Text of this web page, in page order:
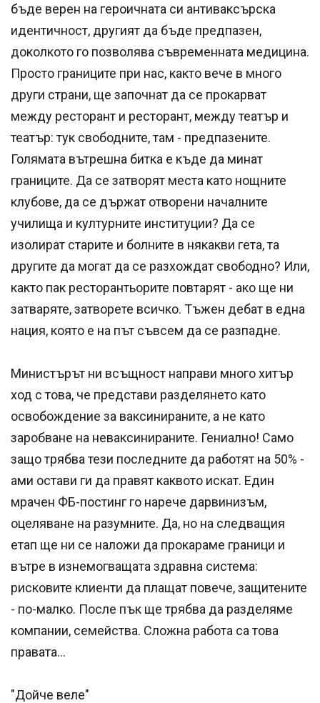
бъде верен на героичната си антиваксърска
идентичност, другият да бъде предпазен,
доколкото го позволява съвременната медицина.
Просто границите при нас, както вече в много
други страни, ще започнат да се прокарват
между ресторант и ресторант, между театър и
театър: тук свободните, там - предпазените.
Голямата вътрешна битка е къде да минат
границите. Да се затворят места като нощните
клубове, да се държат отворени началните
училища и културните институции? Да се
изолират старите и болните в някакви гета, та
другите да могат да се разхождат свободно? Или,
както пак ресторантьорите повтарят - ако ще ни
затваряте, затворете всичко. Тъжен дебат в една
нация, която е на път съвсем да се разпадне.
Министърът ни всъщност направи много хитър
ход с това, че представи разделянето като
освобождение за ваксинираните, а не като
заробване на неваксинираните. Гениално! Само
защо трябва тези последните да работят на 50% -
ами остави ги да правят каквото искат. Един
мрачен ФБ-постинг го нарече дарвинизъм,
оцеляване на разумните. Да, но на следващия
етап ще ни се наложи да прокараме граници и
вътре в изнемогващата здравна система:
рисковите клиенти да плащат повече, защитените
- по-малко. После пък ще трябва да разделяме
компании, семейства. Сложна работа са това
правата...
"Дойче веле"